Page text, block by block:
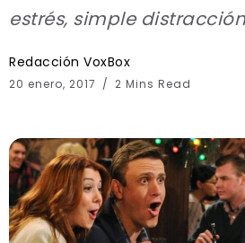
estrés, simple
Redacción VoxBox
20 enero, 2017 2 Mins Read